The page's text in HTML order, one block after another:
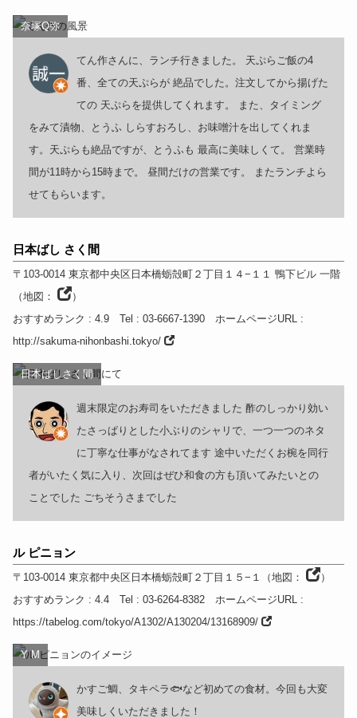
奈塚Q弥
てん作さんに、ランチ行きました。 天ぷらご飯の4
番、全ての天ぷらが 絶品でした。注文してから揚げた
ての 天ぷらを提供してくれます。 また、タイミング
をみて漬物、とうふ しらすおろし、お味噌汁を出してくれま
す。天ぷらも絶品ですが、とうふも 最高に美味しくて。 営業時
間が11時から15時まで。 昼間だけの営業です。 またランチよら
せてもらいます。
日本ばし さく間
〒103-0014 東京都中央区日本橋蛎殻町２丁目１４−１１ 鴨下ビル 一階
（地図：
）
おすすめランク : 4.9 Tel : 03-6667-1390 ホームページURL:
http://sakuma-nihonbashi.tokyo/
日本ばしさく間
週末限定のお寿司をいただきました 酢のしっかり効い
たさっぱりとした小ぶりのシャリで、一つ一つのネタ
に丁寧な仕事がなされてます 途中いただくお椀を同行
者がいたく気に入り、次回はぜひ和食の方も頂いてみたいとの
ことでした ごちそうさまでした
ル ピニョン
〒103-0014 東京都中央区日本橋蛎殻町２丁目１５−１ （地図：
）
おすすめランク : 4.4 Tel : 03-6264-8382 ホームページURL:
https://tabelog.com/tokyo/A1302/A130204/13168909/
Y M
かすご鯛、タキペラ🐟など初めての食材。今回も大変
美味しくいただきました！